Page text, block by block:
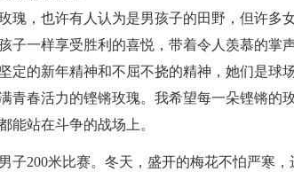
瑰，也许有人认为是男孩子的田野，但许多
子一样享受胜利的喜悦，带着令人羡慕的掌
定的新年精神和不屈不挠的精神，她们是球
青春活力的铿锵玫瑰。我希望每一朵铿锵的
能站在斗争的战场上。
子200米比赛。冬天，盛开的梅花不怕严寒